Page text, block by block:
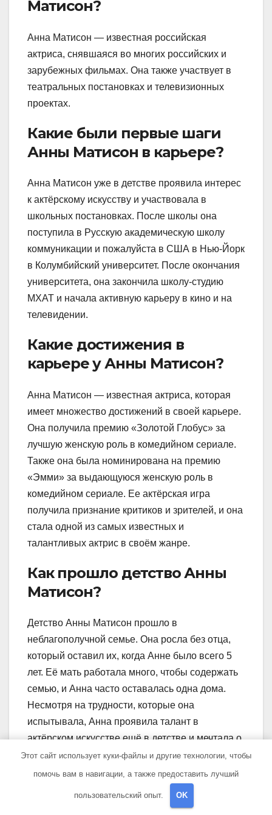
Матисон?
Анна Матисон — известная российская
актриса, снявшаяся во многих российских и
зарубежных фильмах. Она также участвует в
театральных постановках и телевизионных
проектах.
Какие были первые шаги
Анны Матисон в карьере?
Анна Матисон уже в детстве проявила интерес
к актёрскому искусству и участвовала в
школьных постановках. После школы она
поступила в Русскую академическую школу
коммуникации и пожалуйста в США в Нью-Йорк
в Колумбийский университет. После окончания
университета, она закончила школу-студию
МХАТ и начала активную карьеру в кино и на
телевидении.
Какие достижения в
карьере у Анны Матисон?
Анна Матисон — известная актриса, которая
имеет множество достижений в своей карьере.
Она получила премию «Золотой Глобус» за
лучшую женскую роль в комедийном сериале.
Также она была номинирована на премию
«Эмми» за выдающуюся женскую роль в
комедийном сериале. Ее актёрская игра
получила признание критиков и зрителей, и она
стала одной из самых известных и
талантливых актрис в своём жанре.
Как прошло детство Анны
Матисон?
Детство Анны Матисон прошло в
неблагополучной семье. Она росла без отца,
который оставил их, когда Анне было всего 5
лет. Её мать работала много, чтобы содержать
семью, и Анна часто оставалась одна дома.
Несмотря на трудности, которые она
испытывала, Анна проявила талант в
актёрском искусстве ещё в детстве и мечтала о
карьере на сцене. Её тяжёлое детство влияло
на её личность и впоследствии на её работу в
Этот сайт использует куки-файлы и другие технологии, чтобы
помочь вам в навигации, а также предоставить лучший
пользовательский опыт. OK